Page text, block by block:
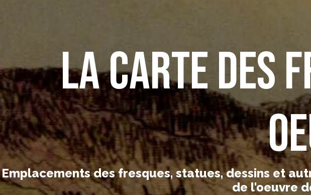
La carte des
Emplacements des fresques, statues, dessins et
de l'oeuvre